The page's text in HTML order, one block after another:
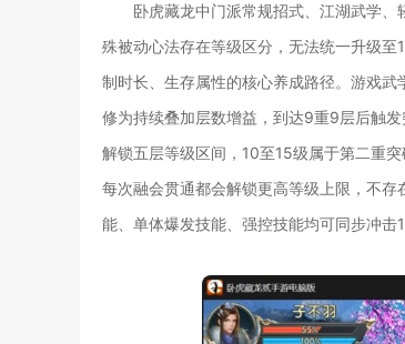
卧虎藏龙中门派常规招式、江湖武学
殊被动心法存在等级区分，无法统一升级
制时长、生存属性的核心养成路径。游戏
修为持续叠加层数增益，到达9重9层后触
解锁五层等级区间，10至15级属于第二重
每次融会贯通都会解锁更高等级上限，不
能、单体爆发技能、强控技能均可同步冲击